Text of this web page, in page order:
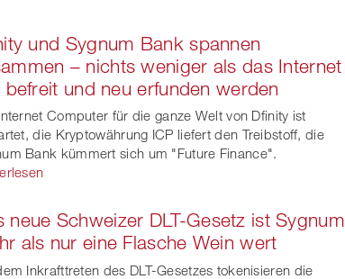
und Sygnum Bank spannen
– nichts weniger als das Internet
befreit und neu erfunden werden
Computer für die ganze Welt von Dfinity ist
die Kryptowährung ICP liefert den Treibstoff, die
Bank kümmert sich um "Future Finance".
neue Schweizer DLT-Gesetz ist Sygnum
als nur eine Flasche Wein wert
Inkrafttreten des DLT-Gesetzes tokenisieren die